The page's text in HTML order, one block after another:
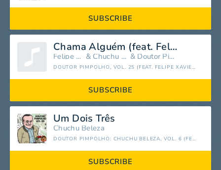
SUBSCRIBE
Chama Alguém (feat. Felipe Xavier & Doutor Pimpolho)
Felipe Xavier & Chuchu Beleza & Doutor Pimpolho
DOUTOR PIMPOLHO, VOL. 25 (FEAT. FELIPE XAVIER & DOUTOR PIMPOLHO)
SUBSCRIBE
Um Dois Três
Chuchu Beleza
DOUTOR PIMPOLHO: CHUCHU BELEZA, VOL. 6 (FEAT. DOUTOR PIMPOLHO)
SUBSCRIBE